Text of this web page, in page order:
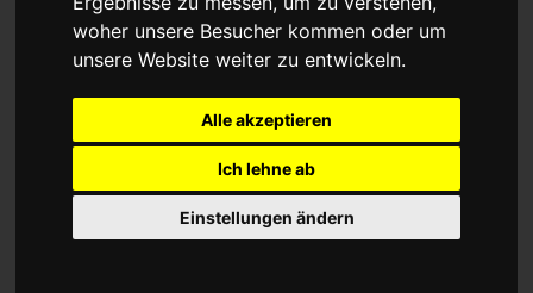
woher unsere Besucher kommen oder um
unsere Website weiter zu entwickeln.
Alle akzeptieren
Ich lehne ab
Einstellungen ändern
Austauschgerät
KVA
Unser Betrieb steht für